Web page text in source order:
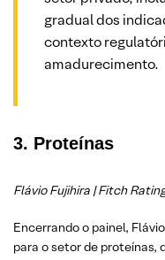
gradual dos
contexto
amadurecimento.
3. Proteínas
Flávio Fujihira | Fitch
Encerrando o painel,
para o setor de proteínas,